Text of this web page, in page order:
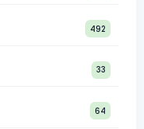
492
33
64